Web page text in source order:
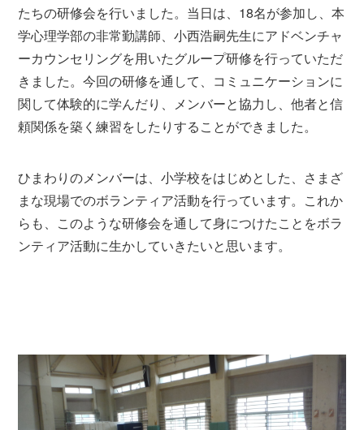
たちの研修会を行いました。当日は、18名が参加し、本
学心理学部の非常勤講師、小西浩嗣先生にアドベンチャ
ーカウンセリングを用いたグループ研修を行っていただ
きました。今回の研修を通して、コミュニケーションに
関して体験的に学んだり、メンバーと協力し、他者と信
頼関係を築く練習をしたりすることができました。
ひまわりのメンバーは、小学校をはじめとした、さまざ
まな現場でのボランティア活動を行っています。これか
らも、このような研修会を通して身につけたことをボラ
ンティア活動に生かしていきたいと思います。